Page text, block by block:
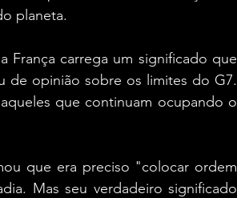
planeta.
França carrega um significado que
de opinião sobre os limites do G7.
que continuam ocupando o
que era preciso "colocar ordem
Mas seu verdadeiro significado